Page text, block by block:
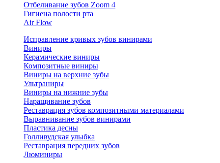
Отбеливание зубов Zoom 4
Гигиена полости рта
Air Flow
Исправление кривых зубов винирами
Виниры
Керамические виниры
Композитные виниры
Виниры на верхние зубы
Ультраниры
Виниры на нижние зубы
Наращивание зубов
Реставрация зубов композитными материалами
Выравнивание зубов винирами
Пластика десны
Голливудская улыбка
Реставрация передних зубов
Люминиры